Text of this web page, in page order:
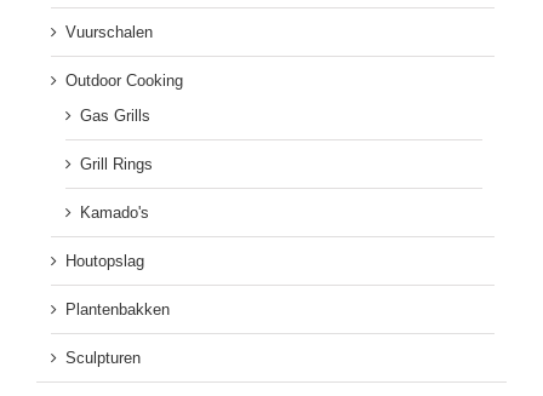
Vuurschalen
Outdoor Cooking
Gas Grills
Grill Rings
Kamado's
Houtopslag
Plantenbakken
Sculpturen